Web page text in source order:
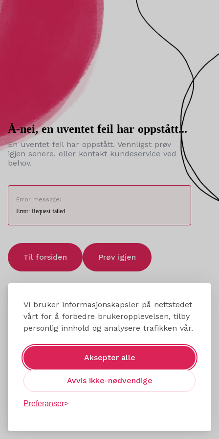
Vi bruker informasjonskapsler på nettstedet
vårt for å forbedre brukeropplevelsen, tilby
personlig innhold og analysere trafikken vår.
Aksepter alle
Avvis ikke-nødvendige
Preferanser
Å-nei, en uventet feil har oppstått...
En uventet feil har oppstått. Vennligst prøv
igjen senere, eller kontakt kundeservice ved
behov.
Error message:
Error: Request failed
Til forsiden Prøv igjen